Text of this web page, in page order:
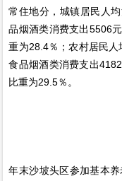
常住地分，城镇居民人
品烟酒类消费支出5506
重为28.4％；农村居民人
食品烟酒类消费支出
比重为29.5％。
年末沙坡头区参加基本